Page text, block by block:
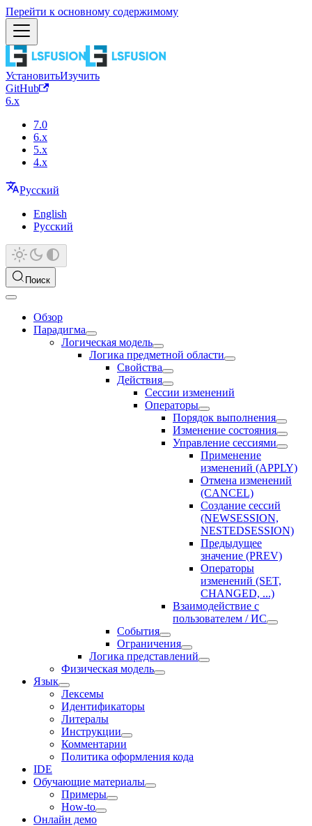
Перейти к основному содержимому
УстановитьИзучить
GitHub
6.x
7.0
6.x
5.x
4.x
Русский
English
Русский
Поиск
Обзор
Парадигма
Логическая модель
Логика предметной области
Свойства
Действия
Сессии изменений
Оператоpы
Порядок выполнения
Изменение состояния
Управление сессиями
Применение
изменений (APPLY)
Отмена изменений
(CANCEL)
Создание сессий
(NEWSESSION,
NESTEDSESSION)
Предыдущее
значение (PREV)
Операторы
изменений (SET,
CHANGED, ...)
Взаимодействие с
пользователем / ИС
События
Ограничения
Логика представлений
Физическая модель
Язык
Лексемы
Идентификаторы
Литералы
Инструкции
Комментарии
Политика оформления кода
IDE
Обучающие материалы
Примеры
How-to
Онлайн демо